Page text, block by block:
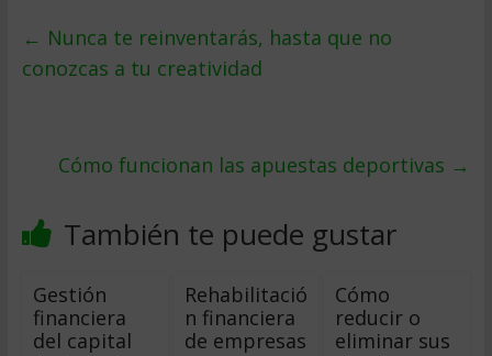
← Nunca te reinventarás, hasta que no
conozcas a tu creatividad
Cómo funcionan las apuestas deportivas →
También te puede gustar
Gestión
financiera
del capital
Rehabilitació
n financiera
de empresas
Cómo
reducir o
eliminar sus